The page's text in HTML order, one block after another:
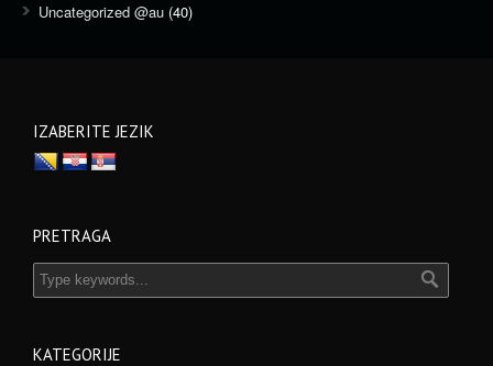
Uncategorized @au (40)
IZABERITE JEZIK
PRETRAGA
KATEGORIJE